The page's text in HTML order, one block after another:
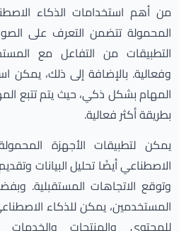
من أهم استخدامات الذكاء
المحمولة تتضمن التعرف على
التطبيقات من التفاعل مع
وفعالية. بالإضافة إلى ذلك، يمكن
المهام بشكل ذكي، حيث يتم تتبع
بطريقة أكثر فعالية.
يمكن لتطبيقات الأجهزة
الاصطناعي أيضًا تحليل البيانات
وتوقع الاتجاهات المستقبلية.
المستخدمين، يمكن للذكاء
للمحتوى والمنتجات